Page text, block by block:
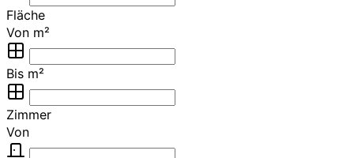
Fläche
Von m²
Bis m²
Zimmer
Von